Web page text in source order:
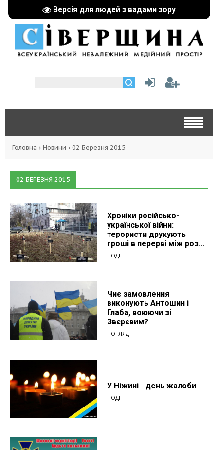
Версія для людей з вадами зору
Головна › Новини › 02 Березня 2015
02 БЕРЕЗНЯ 2015
Хроніки російсько-
української війни:
терористи друкують
гроші в перерві між роз...
ПОДІЇ
Чиє замовлення
виконують Антошин і
Глаба, воюючи зі
Звєрєвим?
ПОГЛЯД
У Ніжині - день жалоби
ПОДІЇ